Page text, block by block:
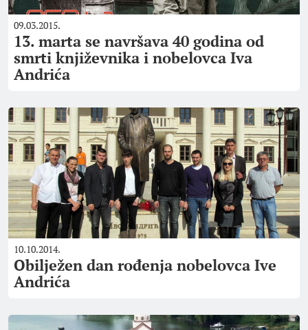
09.03.2015.
13. marta se navršava 40 godina od
smrti književnika i nobelovca Iva
Andrića
10.10.2014.
Obilježen dan rođenja nobelovca Ive
Andrića